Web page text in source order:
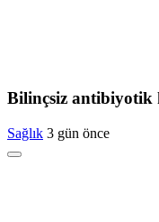
Bilinçsiz antibiyotik
Sağlık 3 gün önce